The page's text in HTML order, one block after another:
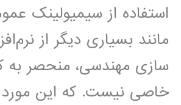
افزار
HFSS
استفاده از سیمیولینک
مانند بسیاری دیگر از
سازی مهندسی، منحصر به
خاصی نیست. که این مورد